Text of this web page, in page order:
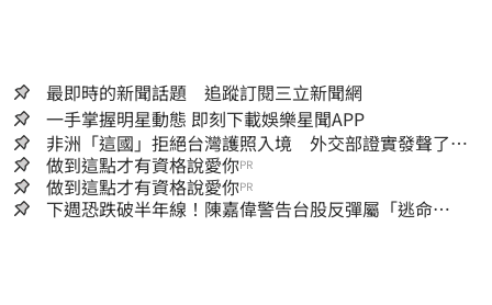
最即時的新聞話題 追蹤訂閱三立新聞網
一手掌握明星動態 即刻下載娛樂星聞APP
非洲「這國」拒絕台灣護照入境 外交部證實發聲了：
持續交涉聯繫
做到這點才有資格說愛你PR
做到這點才有資格說愛你PR
下週恐跌破半年線！陳嘉偉警告台股反彈屬「逃命